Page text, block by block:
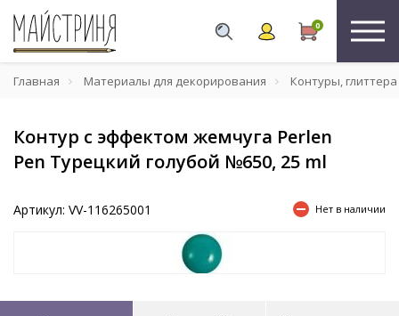
0
Главная Материалы для декорирования Контуры, глиттера
Контур с эффектом жемчуга Perlen
Pen Турецкий голубой №650, 25 ml
Артикул: VV-116265001 Нет в наличии